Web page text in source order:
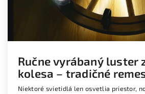
Ručne vyrábaný luster
kolesa – tradičné
kovanie a moderné
Niektoré svietidlá len osvetlia priestor,